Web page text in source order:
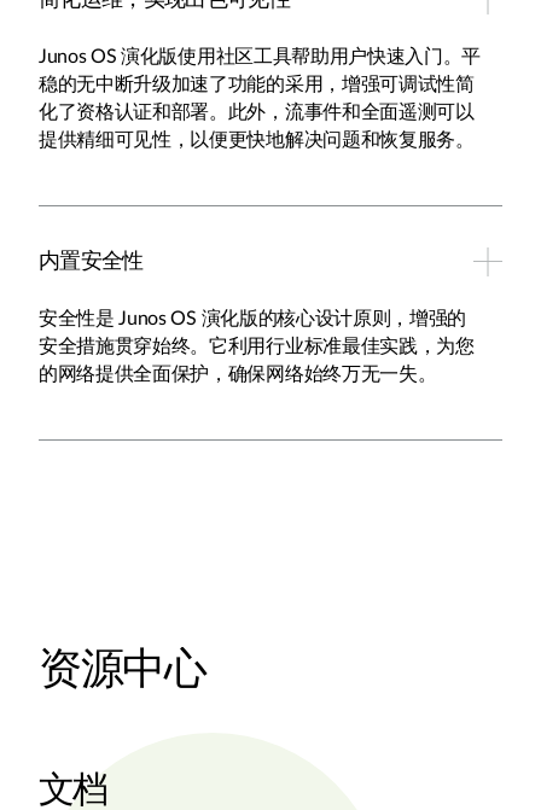
Junos OS 演化版使用社区工具帮助用户快速入门。平
稳的无中断升级加速了功能的采用，增强可调试性简
化了资格认证和部署。此外，流事件和全面遥测可以
提供精细可见性，以便更快地解决问题和恢复服务。
内置安全性
安全性是 Junos OS 演化版的核心设计原则，增强的
安全措施贯穿始终。它利用行业标准最佳实践，为您
的网络提供全面保护，确保网络始终万无一失。
资源中心
文档